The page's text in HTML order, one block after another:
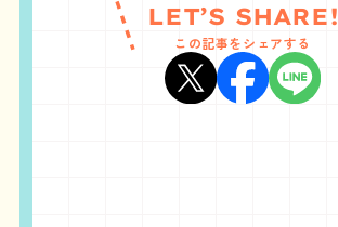
LET’S SHARE!
この記事をシェアする